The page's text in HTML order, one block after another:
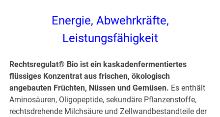
Energie, Abwehrkräfte,
Leistungsfähigkeit
Rechtsregulat® Bio ist ein kaskadenfermentiertes
flüssiges Konzentrat aus frischen, ökologisch
angebauten Früchten, Nüssen und Gemüsen. Es enthält
Aminosäuren, Oligopeptide, sekundäre Pflanzenstoffe,
rechtsdrehende Milchsäure und Zellwandbestandteile der